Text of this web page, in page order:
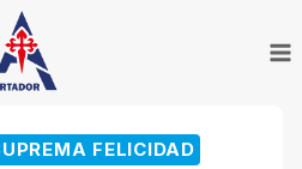
FELICIDAD